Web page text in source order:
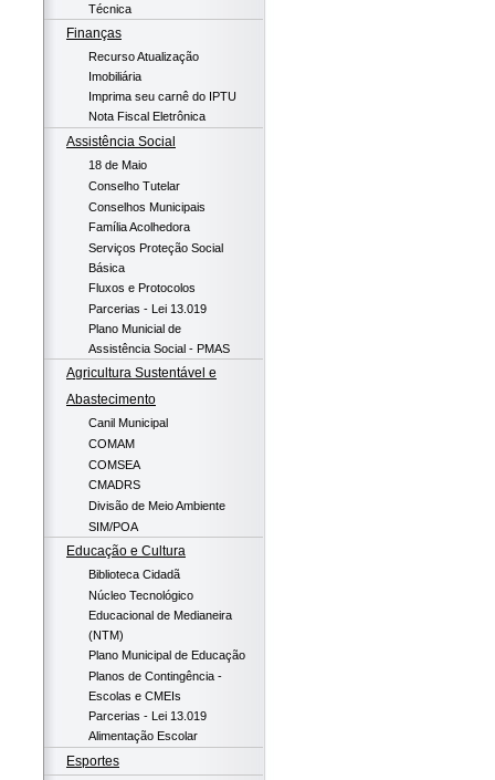
Técnica
Finanças
Recurso Atualização
Imobiliária
Imprima seu carnê do IPTU
Nota Fiscal Eletrônica
Assistência Social
18 de Maio
Conselho Tutelar
Conselhos Municipais
Família Acolhedora
Serviços Proteção Social
Básica
Fluxos e Protocolos
Parcerias - Lei 13.019
Plano Municial de
Assistência Social - PMAS
Agricultura Sustentável e
Abastecimento
Canil Municipal
COMAM
COMSEA
CMADRS
Divisão de Meio Ambiente
SIM/POA
Educação e Cultura
Biblioteca Cidadã
Núcleo Tecnológico
Educacional de Medianeira
(NTM)
Plano Municipal de Educação
Planos de Contingência -
Escolas e CMEIs
Parcerias - Lei 13.019
Alimentação Escolar
Esportes